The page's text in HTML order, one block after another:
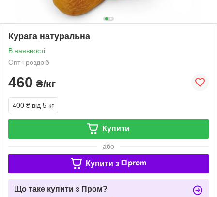
Курага натуральна
В наявності
Опт і роздріб
460 ₴/кг
400 ₴ від 5 кг
Купити
або
Купити з
Що таке купити з Пром?